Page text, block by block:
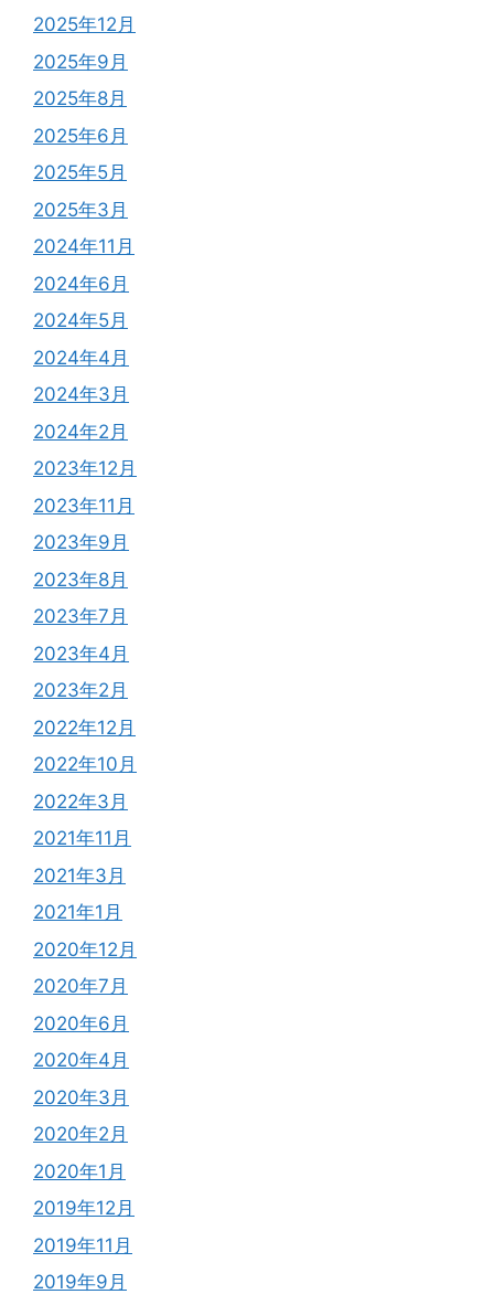
2025年12月
2025年9月
2025年8月
2025年6月
2025年5月
2025年3月
2024年11月
2024年6月
2024年5月
2024年4月
2024年3月
2024年2月
2023年12月
2023年11月
2023年9月
2023年8月
2023年7月
2023年4月
2023年2月
2022年12月
2022年10月
2022年3月
2021年11月
2021年3月
2021年1月
2020年12月
2020年7月
2020年6月
2020年4月
2020年3月
2020年2月
2020年1月
2019年12月
2019年11月
2019年9月